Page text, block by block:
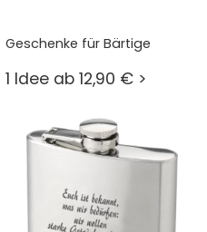
Geschenke für Bärtige
1 Idee ab 12,90 € >